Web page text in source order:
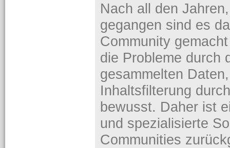
Nach all den
gegangen sind es
Community
die Probleme durch
gesammelten
Inhaltsfilterung
bewusst. Daher ist
und spezialisierte
Communities